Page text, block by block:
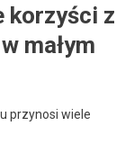
korzyści z
małym
przynosi wiele